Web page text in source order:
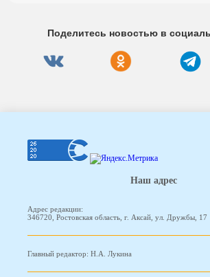
Поделитесь новостью в
Наш адрес
Адрес редакции:
346720, Ростовская область, г. Аксай, ул. Дружбы, 17
Главный редактор: Н.А. Лукина